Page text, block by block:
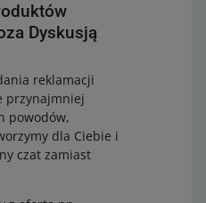
Dyskusją
reklamacji
przynajmniej
powodów,
dla Ciebie i
czat zamiast